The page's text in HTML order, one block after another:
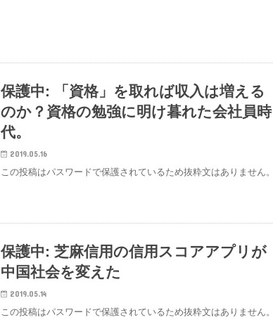
保護中: 「資格」を取れば収入は増える
のか？資格の勉強に明け暮れた会社員時
代。
2019.05.16
この投稿はパスワードで保護されているため抜粋文はありません。
保護中: 芝麻信用の信用スコアアプリが
中国社会を変えた
2019.05.14
この投稿はパスワードで保護されているため抜粋文はありません。